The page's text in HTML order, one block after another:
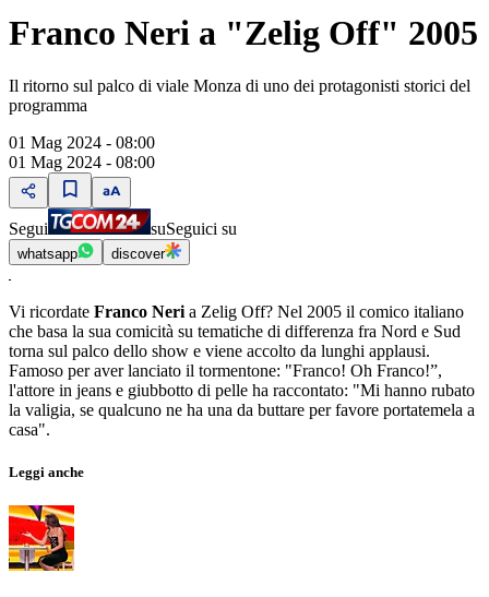
Franco Neri a "Zelig Off" 2005
Il ritorno sul palco di viale Monza di uno dei protagonisti storici del
programma
01 Mag 2024 - 08:00
01 Mag 2024 - 08:00
Segui suSeguici su
whatsapp discover
Vi ricordate Franco Neri a Zelig Off? Nel 2005 il comico italiano
che basa la sua comicità su tematiche di differenza fra Nord e Sud
torna sul palco dello show e viene accolto da lunghi applausi.
Famoso per aver lanciato il tormentone: "Franco! Oh Franco!”,
l'attore in jeans e giubbotto di pelle ha raccontato: "Mi hanno rubato
la valigia, se qualcuno ne ha una da buttare per favore portatemela a
casa".
Leggi anche